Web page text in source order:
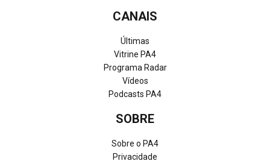
CANAIS
Últimas
Vitrine PA4
Programa Radar
Vídeos
Podcasts PA4
SOBRE
Sobre o PA4
Privacidade